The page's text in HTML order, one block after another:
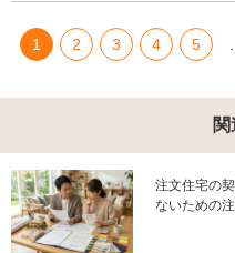
1 2 3 4 5
注文住宅の
ないための